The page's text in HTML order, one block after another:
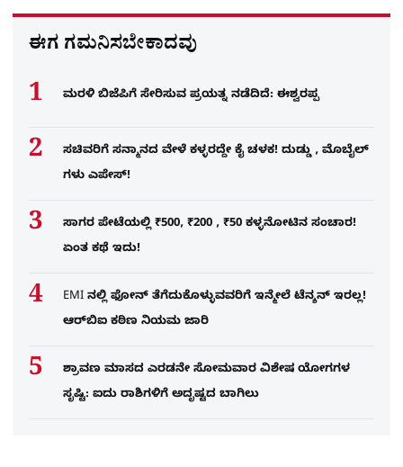
ಈಗ ಗಮನಿಸಬೇಕಾದವು
ಮರಳಿ ಬಿಜೆಪಿಗೆ ಸೇರಿಸುವ ಪ್ರಯತ್ನ ನಡೆದಿದೆ: ಈಶ್ವರಪ್ಪ
ಸಚಿವರಿಗೆ ಸನ್ಮಾನದ ವೇಳೆ ಕಳ್ಳರದ್ದೇ ಕೈ ಚಳಕ! ದುಡ್ಡು , ಮೊಬೈಲ್​
ಗಳು ಎಪೇಸ್!
ಸಾಗರ ಪೇಟೆಯಲ್ಲಿ ₹500, ₹200 , ₹50 ಕಳ್ಳನೋಟಿನ ಸಂಚಾರ!
ಏಂತ ಕಥೆ ಇದು!
EMI ನಲ್ಲಿ ಫೋನ್​ ತೆಗೆದುಕೊಳ್ಳುವವರಿಗೆ ಇನ್ಮೇಲೆ ಟೆನ್ಶನ್​ ಇರಲ್ಲ!
ಆರ್‌ಬಿಐ ಕಠಿಣ ನಿಯಮ ಜಾರಿ
ಶ್ರಾವಣ ಮಾಸದ ಎರಡನೇ ಸೋಮವಾರ ವಿಶೇಷ ಯೋಗಗಳ
ಸೃಷ್ಟಿ: ಐದು ರಾಶಿಗಳಿಗೆ ಅದೃಷ್ಟದ ಬಾಗಿಲು